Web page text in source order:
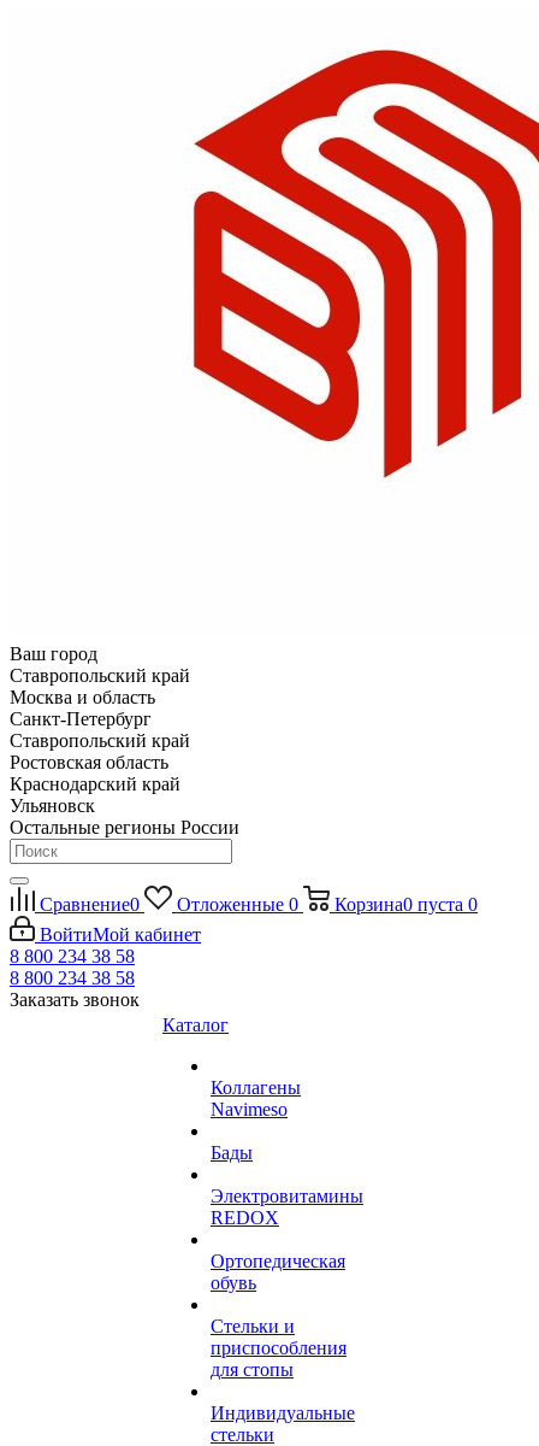
Ваш город
Ставропольский край
Москва и область
Санкт-Петербург
Ставропольский край
Ростовская область
Краснодарский край
Ульяновск
Остальные регионы России
Сравнение0 Отложенные 0 Корзина0 пуста 0
ВойтиМой кабинет
8 800 234 38 58
8 800 234 38 58
Заказать звонок
Каталог
Коллагены
Navimeso
Бады
Электровитамины
REDOX
Ортопедическая
обувь
Стельки и
приспособления
для стопы
Индивидуальные
стельки